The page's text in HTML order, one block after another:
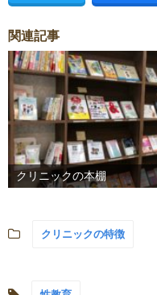
関連記事
クリニックの本棚
クリニックの特徴